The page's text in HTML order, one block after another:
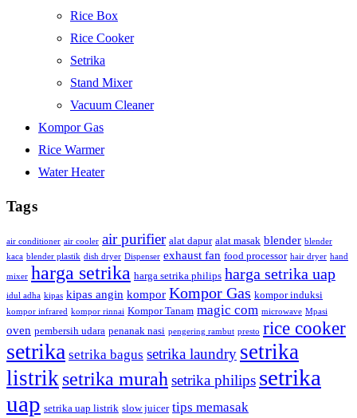
Rice Box
Rice Cooker
Setrika
Stand Mixer
Vacuum Cleaner
Kompor Gas
Rice Warmer
Water Heater
Tags
air conditioner air cooler air purifier alat dapur alat masak blender blender
kaca blender plastik dish dryer Dispenser exhaust fan food processor hair dryer hand
mixer harga setrika harga setrika philips harga setrika uap
idul adha kipas kipas angin kompor Kompor Gas kompor induksi
kompor infrared kompor rinnai Kompor Tanam magic com microwave Mpasi
oven pembersih udara penanak nasi pengering rambut presto rice cooker
setrika setrika bagus setrika laundry setrika
listriksetrika murah setrika philips setrika
uap setrika uap listrik slow juicer tips memasak